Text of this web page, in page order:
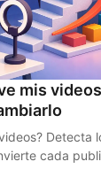
mis
Detecta
cada